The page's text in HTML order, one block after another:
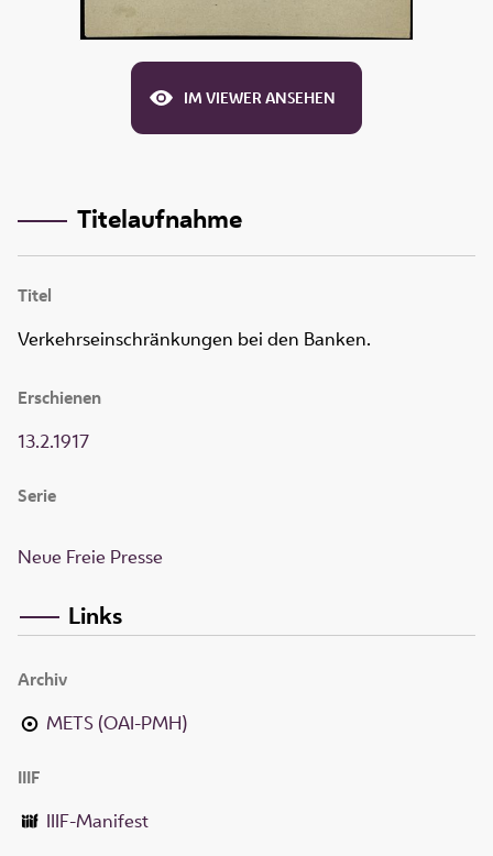
IM VIEWER ANSEHEN
Titelaufnahme
Titel
Verkehrseinschränkungen bei den Banken.
Erschienen
13.2.1917
Serie
Neue Freie Presse
Links
Archiv
METS (OAI-PMH)
IIIF
IIIF-Manifest